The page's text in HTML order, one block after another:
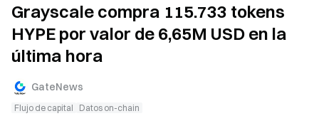
Grayscale compra 115.733 tokens
HYPE por valor de 6,65M USD en la
última hora
GateNews
Flujo de capital Datos on-chain